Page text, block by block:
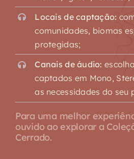
Locais de captação:
comunidades, biomas
protegidas;
Canais de áudio:
captados em Mono,
as necessidades do seu
Para uma melhor
ouvido ao explorar a
Cerrado.